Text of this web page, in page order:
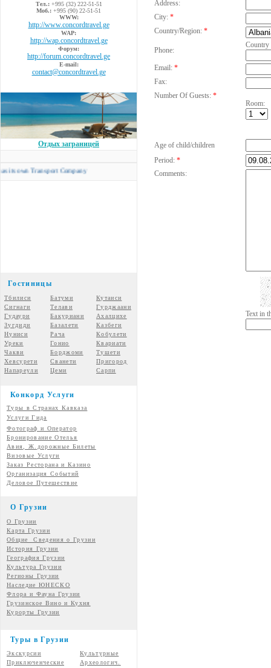
Тел.:+995 (32) 222-51-51
Моб.: +995 (90) 22-51-51
WWW:
http://www.concordtravel.ge
WAP:
http://wap.concordtravel.ge
Форум:
http://forum.concordtravel.ge
E-mail:
contact@concordtravel.ge
Отдых заграницей
Transport Company
Гостиницы
Тбилиси Батуми
Кутаиси
Сигнаги
Телави
Гурджаани
Гудаури
Бакуриани
Ахалцихе
Зугдиди
Базалети
Казбеги
Нуниси
Рача
Кобулети
Уреки
Гонио
Квариати
Чакви
Борджоми
Тушети
Хевсурети
Сванети
Пригород
Напареули
Цеми Сарпи
Конкорд Услуги
Туры в Странах Кавказа
Услуги Гида
Фотограф и Оператор
Бронирование Отелья
Авия, Ж.дорожные Билеты
Визовые Услуги
Заказ Ресторана и Казино
Организация Событий
Деловое Путешествие
О Грузии
О Грузии
Карта Грузии
Общие Сведения о Грузии
История Грузии
География Грузии
Культура Грузии
Регионы Грузии
Наследие ЮНЕСКО
Флора и Фауна Грузии
Грузинское Вино и Кухня
Курорты Грузии
Туры в Грузии
Экскурсии
Культурные
Приключенческие
Археологич.
Address:
City: *
Country/Region: *
Phone:
Country
Email: *
Fax:
Number Of Guests: *
Room:
Age of child/children
Period: *
Comments:
Text in